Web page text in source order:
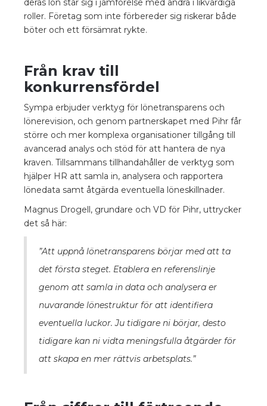
deras lön står sig i jämförelse med andra i likvärdiga
roller. Företag som inte förbereder sig riskerar både
böter och ett försämrat rykte.
Från krav till
konkurrensfördel
Sympa erbjuder verktyg för lönetransparens och
lönerevision, och genom partnerskapet med Pihr får
större och mer komplexa organisationer tillgång till
avancerad analys och stöd för att hantera de nya
kraven. Tillsammans tillhandahåller de verktyg som
hjälper HR att samla in, analysera och rapportera
lönedata samt åtgärda eventuella löneskillnader.
Magnus Drogell, grundare och VD för Pihr, uttrycker
det så här:
”Att uppnå lönetransparens börjar med att ta
det första steget. Etablera en referenslinje
genom att samla in data och analysera er
nuvarande lönestruktur för att identifiera
eventuella luckor. Ju tidigare ni börjar, desto
tidigare kan ni vidta meningsfulla åtgärder för
att skapa en mer rättvis arbetsplats.”